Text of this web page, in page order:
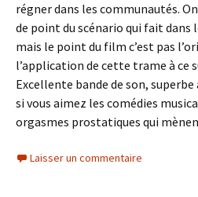
régner dans les communautés.
de point du scénario qui fait dans
mais le point du film c’est pas
l’application de cette trame à ce
Excellente bande de son,
si vous aimez les comédies
orgasmes prostatiques qui
Laisser un commentaire